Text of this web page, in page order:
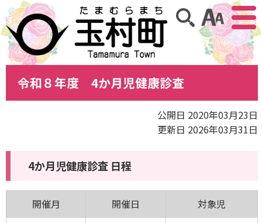
アクセ
サイト内検索
令和８年度 4か月児健康診査
公開日 2020年03月23日
更新日 2026年03月31日
4か月児健康診査 日程
開催月 開催日 対象児